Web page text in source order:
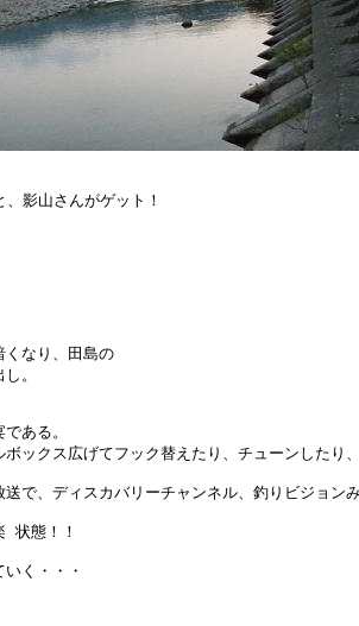
影山さんがゲット！
くなり、田島の
。
ある。
ボックス広げてフック替えたり、チューンした
送で、ディスカバリーチャンネル、釣りビジョン
状態！！
く・・・